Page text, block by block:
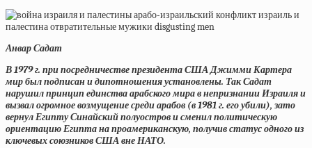
Анвар Садат
В 1979 г. при посредничестве президента США Джимми Картера
мир был подписан и дипотношения установлены. Так Садат
нарушил принцип единства арабского мира в непризнании Израиля и
вызвал огромное возмущение среди арабов (в 1981 г. его убили), зато
вернул Египту Синайский полуостров и сменил политическую
ориентацию Египта на проамериканскую, получив статус одного из
ключевых союзников США вне НАТО.